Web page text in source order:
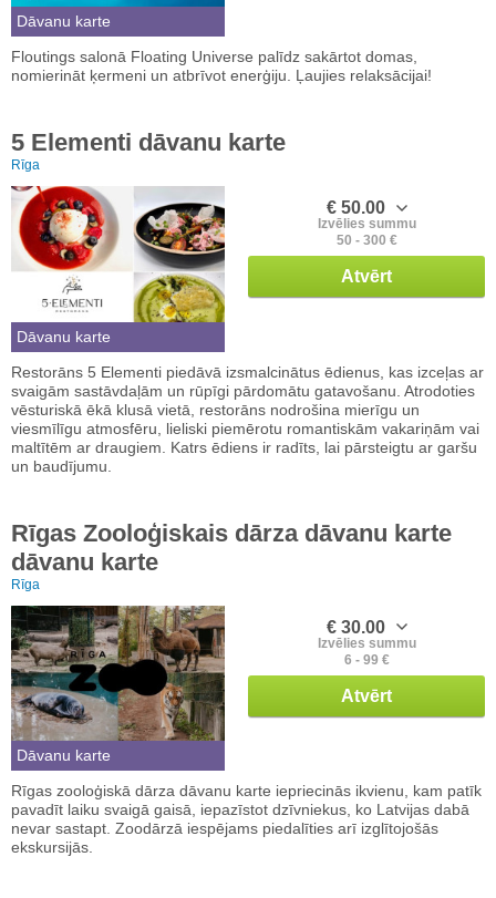
Dāvanu karte
Floutings salonā Floating Universe palīdz sakārtot domas,
nomierināt ķermeni un atbrīvot enerģiju. Ļaujies relaksācijai!
5 Elementi dāvanu karte
Rīga
Dāvanu karte
€ 50.00
Izvēlies summu
50 - 300 €
Atvērt
Restorāns 5 Elementi piedāvā izsmalcinātus ēdienus, kas izceļas ar
svaigām sastāvdaļām un rūpīgi pārdomātu gatavošanu. Atrodoties
vēsturiskā ēkā klusā vietā, restorāns nodrošina mierīgu un
viesmīlīgu atmosfēru, lieliski piemērotu romantiskām vakariņām vai
maltītēm ar draugiem. Katrs ēdiens ir radīts, lai pārsteigtu ar garšu
un baudījumu.
Rīgas Zooloģiskais dārza dāvanu karte
dāvanu karte
Rīga
Dāvanu karte
€ 30.00
Izvēlies summu
6 - 99 €
Atvērt
Rīgas zooloģiskā dārza dāvanu karte iepriecinās ikvienu, kam patīk
pavadīt laiku svaigā gaisā, iepazīstot dzīvniekus, ko Latvijas dabā
nevar sastapt. Zoodārzā iespējams piedalīties arī izglītojošās
ekskursijās.